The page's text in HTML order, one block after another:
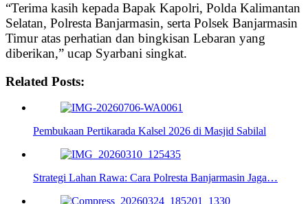
“Terima kasih kepada Bapak Kapolri, Polda Kalimantan
Selatan, Polresta Banjarmasin, serta Polsek Banjarmasin
Timur atas perhatian dan bingkisan Lebaran yang
diberikan,” ucap Syarbani singkat.
Related Posts:
Pembukaan Pertikarada Kalsel 2026 di Masjid Sabilal
Strategi Lahan Rawa: Cara Polresta Banjarmasin Jaga…